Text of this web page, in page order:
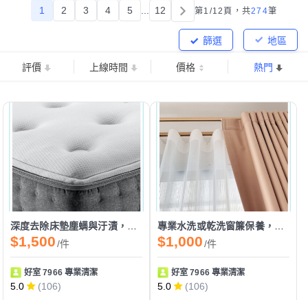
1 2 3 4 5 12 第1/12頁， 共274筆
地區
篩選
評價 上線時間 價格 熱門
$1,500/件
好室 7966 專業清潔
5.0
(106)
$1,000/件
好室 7966 專業清潔
5.0
(106)